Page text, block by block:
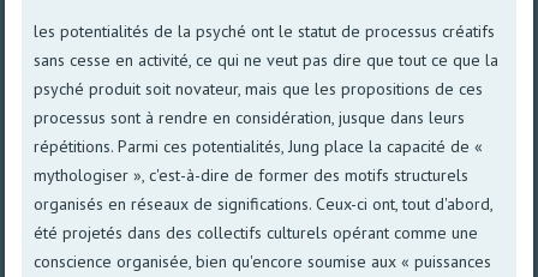
les potentialités de la psyché ont le statut de processus créatifs
sans cesse en activité, ce qui ne veut pas dire que tout ce que la
psyché produit soit novateur, mais que les propositions de ces
processus sont à rendre en considération, jusque dans leurs
répétitions. Parmi ces potentialités, Jung place la capacité de «
mythologiser », c'est-à-dire de former des motifs structurels
organisés en réseaux de significations. Ceux-ci ont, tout d'abord,
été projetés dans des collectifs culturels opérant comme une
conscience organisée, bien qu'encore soumise aux « puissances